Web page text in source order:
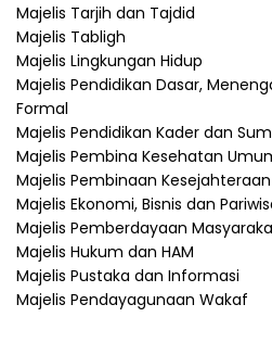
Majelis Tarjih dan Tajdid
Majelis Tabligh
Majelis Lingkungan Hidup
Majelis Pendidikan Dasar,
Formal
Majelis Pendidikan Kader dan
Majelis Pembina Kesehatan
Majelis Pembinaan Kesejahteraan
Majelis Ekonomi, Bisnis dan
Majelis Pemberdayaan
Majelis Hukum dan HAM
Majelis Pustaka dan Informasi
Majelis Pendayagunaan Wakaf